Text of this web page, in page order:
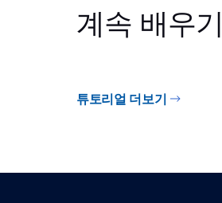
계속 배우기
튜토리얼 더보기